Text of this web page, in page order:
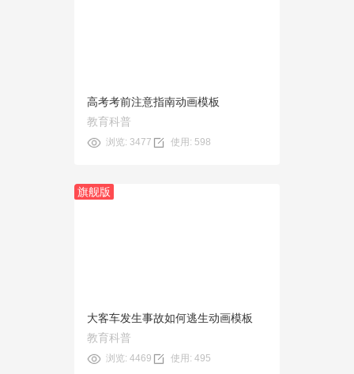
高考考前注意指南动画模板
教育科普
浏览: 3477 使用: 598
旗舰版
大客车发生事故如何逃生动画模板
教育科普
浏览: 4469 使用: 495